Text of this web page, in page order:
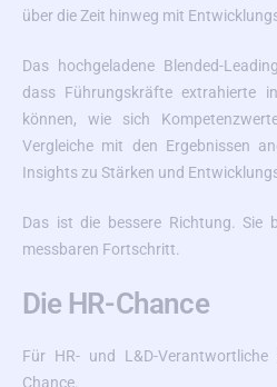
über die Zeit hinweg mit
Das hochgeladene Blended-
dass Führungskräfte extrahierte
können, wie sich
Vergleiche mit den Ergebnissen
Insights zu Stärken und
Das ist die bessere Richtung. Sie
messbaren Fortschritt.
Die HR-Chance
Für HR- und L&D-
Chance.